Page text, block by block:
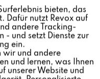
ganz besonders
der REVOX | Horch
Diese Angebote
online!
Inaktiv
Inaktiv
bieten, das
Dafür nutzt Revox auf
andere Tracking-
- und setzt Dienste zur
ein.
wir und andere
und lernen, was Ihnen
unserer Website und